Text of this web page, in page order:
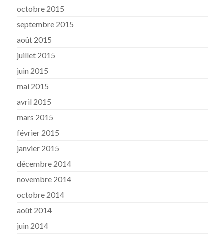
octobre 2015
septembre 2015
août 2015
juillet 2015
juin 2015
mai 2015
avril 2015
mars 2015
février 2015
janvier 2015
décembre 2014
novembre 2014
octobre 2014
août 2014
juin 2014